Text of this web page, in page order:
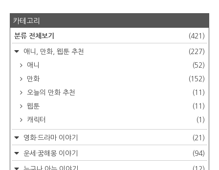
카테고리
분류 전체보기 (421)
애니, 만화, 웹툰 추천
(227)
애니
(52)
만화
(152)
오늘의 만화 추천
(11)
웹툰
(11)
캐릭터
(1)
영화·드라마 이야기 (21)
운세·꿈해몽 이야기 (94)